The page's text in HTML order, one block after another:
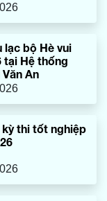
lạc bộ Hè vui
tại Hệ thống
An
kỳ thi tốt nghiệp